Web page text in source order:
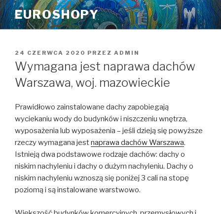
Przeskocz
do
treści
EUROSHOPY
OPUBLIKOWANE
W
24 CZERWCA 2020 PRZEZ ADMIN
Wymagana jest naprawa dachów
Warszawa, woj. mazowieckie
Prawidłowo zainstalowane dachy zapobiegają
wyciekaniu wody do budynków i niszczeniu wnętrza,
wyposażenia lub wyposażenia – jeśli dzieją się powyższe
rzeczy wymagana jestnaprawa dachów Warszawa.
Istnieją dwa podstawowe rodzaje dachów: dachy o
niskim nachyleniu i dachy o dużym nachyleniu. Dachy o
niskim nachyleniu wznoszą się poniżej 3 cali na stopę
poziomą i są instalowane warstwowo.